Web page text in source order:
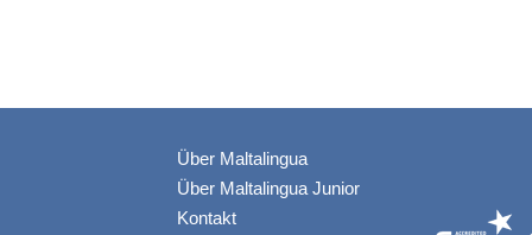
Über Maltalingua
Über Maltalingua Junior
Kontakt